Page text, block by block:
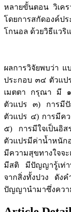
หลายขั้นตอน วิเคร
โดยการสกัดองค์ป
โกนอล ด้วยวิธีแวริ
ผลการวิจัยพบว่า
ประกอบ ๓๔ ตัวแป
เมตตา กรุณา มี
ตัวแปร ๓) การมี
ตัวแปร ๔) การมีค
๕) การมีใจเป็นอิ
ตัวแปรมีค่าน้ำหนัก
มีความสุขทางใจจ
มีสติ มีปัญญารู้เท่า
จากสิ่งทั้งปวง ดังค
ปัญญานำมาซึ่งควา